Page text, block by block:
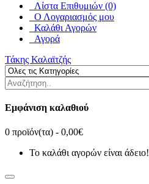
Λίστα Επιθυμιών (0)
Ο Λογαριασμός μου
Καλάθι Αγορών
Αγορά
Τάκης Καλαϊτζής
Εμφάνιση καλαθιού
0 προϊόν(τα) - 0,00€
Το καλάθι αγορών είναι άδειο!